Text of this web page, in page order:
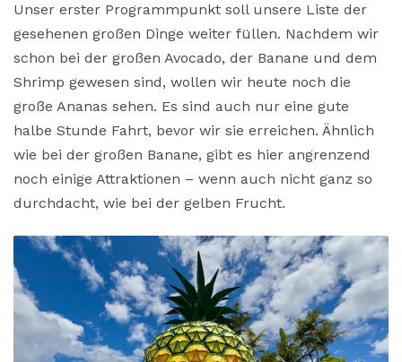
Unser erster Programmpunkt soll unsere Liste der
gesehenen großen Dinge weiter füllen. Nachdem wir
schon bei der großen Avocado, der Banane und dem
Shrimp gewesen sind, wollen wir heute noch die
große Ananas sehen. Es sind auch nur eine gute
halbe Stunde Fahrt, bevor wir sie erreichen. Ähnlich
wie bei der großen Banane, gibt es hier angrenzend
noch einige Attraktionen – wenn auch nicht ganz so
durchdacht, wie bei der gelben Frucht.